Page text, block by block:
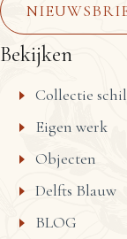
Bekijken
Collectie
Eigen werk
Objecten
Delfts Blauw
BLOG